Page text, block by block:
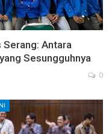
Serang: Antara
Sesungguhnya
0